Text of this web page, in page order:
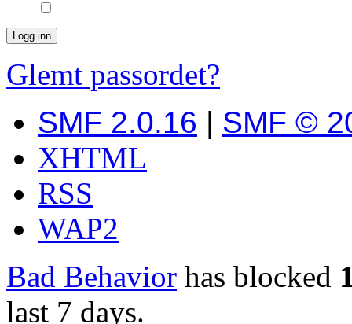
Glemt passordet?
SMF 2.0.16 | SMF ©
XHTML
RSS
WAP2
Bad Behavior has blocked
last 7 days.